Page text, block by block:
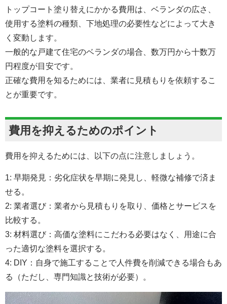
トップコート塗り替えにかかる費用は、ベランダの広さ、
使用する塗料の種類、下地処理の必要性などによって大き
く変動します。
一般的な戸建て住宅のベランダの場合、数万円から十数万
円程度が目安です。
正確な費用を知るためには、業者に見積もりを依頼するこ
とが重要です。
費用を抑えるためのポイント
費用を抑えるためには、以下の点に注意しましょう。
1: 早期発見：劣化症状を早期に発見し、軽微な補修で済ま
せる。
2: 業者選び：業者から見積もりを取り、価格とサービスを
比較する。
3: 材料選び：高価な塗料にこだわる必要はなく、用途に合
った適切な塗料を選択する。
4: DIY：自身で施工することで人件費を削減できる場合もあ
る（ただし、専門知識と技術が必要）。